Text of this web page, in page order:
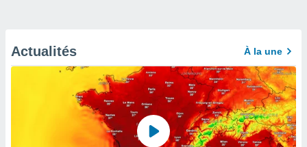
Actualités À la une